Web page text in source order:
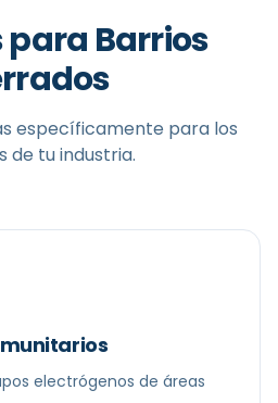
para Barrios
específicamente para los
de tu industria.
electrógenos de áreas